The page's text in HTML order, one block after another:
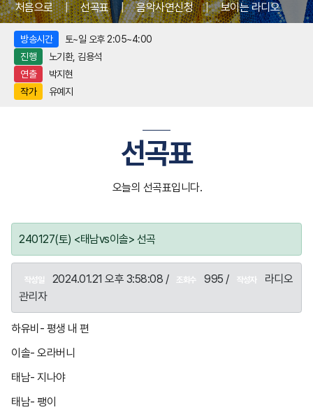
처음으로 | 선곡표 | 음악사연신청 | 보이는 라디오
방송시간
토~일 오후 2:05~4:00
진행
노기환, 김용석
연출
박지현
작가
유예지
선곡표
오늘의 선곡표입니다.
240127(토) <태남vs이솔> 선곡
작성일 2024.01.21 오후 3:58:08 / 조회수 995 / 작성자
라디오
관리자
하유비- 평생 내 편
이솔- 오라버니
태남- 지나야
태남- 팽이